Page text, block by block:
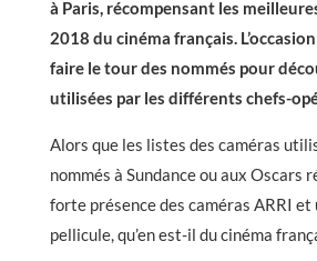
à Paris, récompensant les
2018 du cinéma français.
faire le tour des nommés pour
utilisées par les différents chefs-
Alors que les listes des caméras
nommés à Sundance ou aux Oscars
forte présence des caméras ARRI et
pellicule, qu’en est-il du cinéma